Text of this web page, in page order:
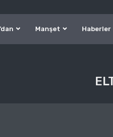
Manşet Haberler